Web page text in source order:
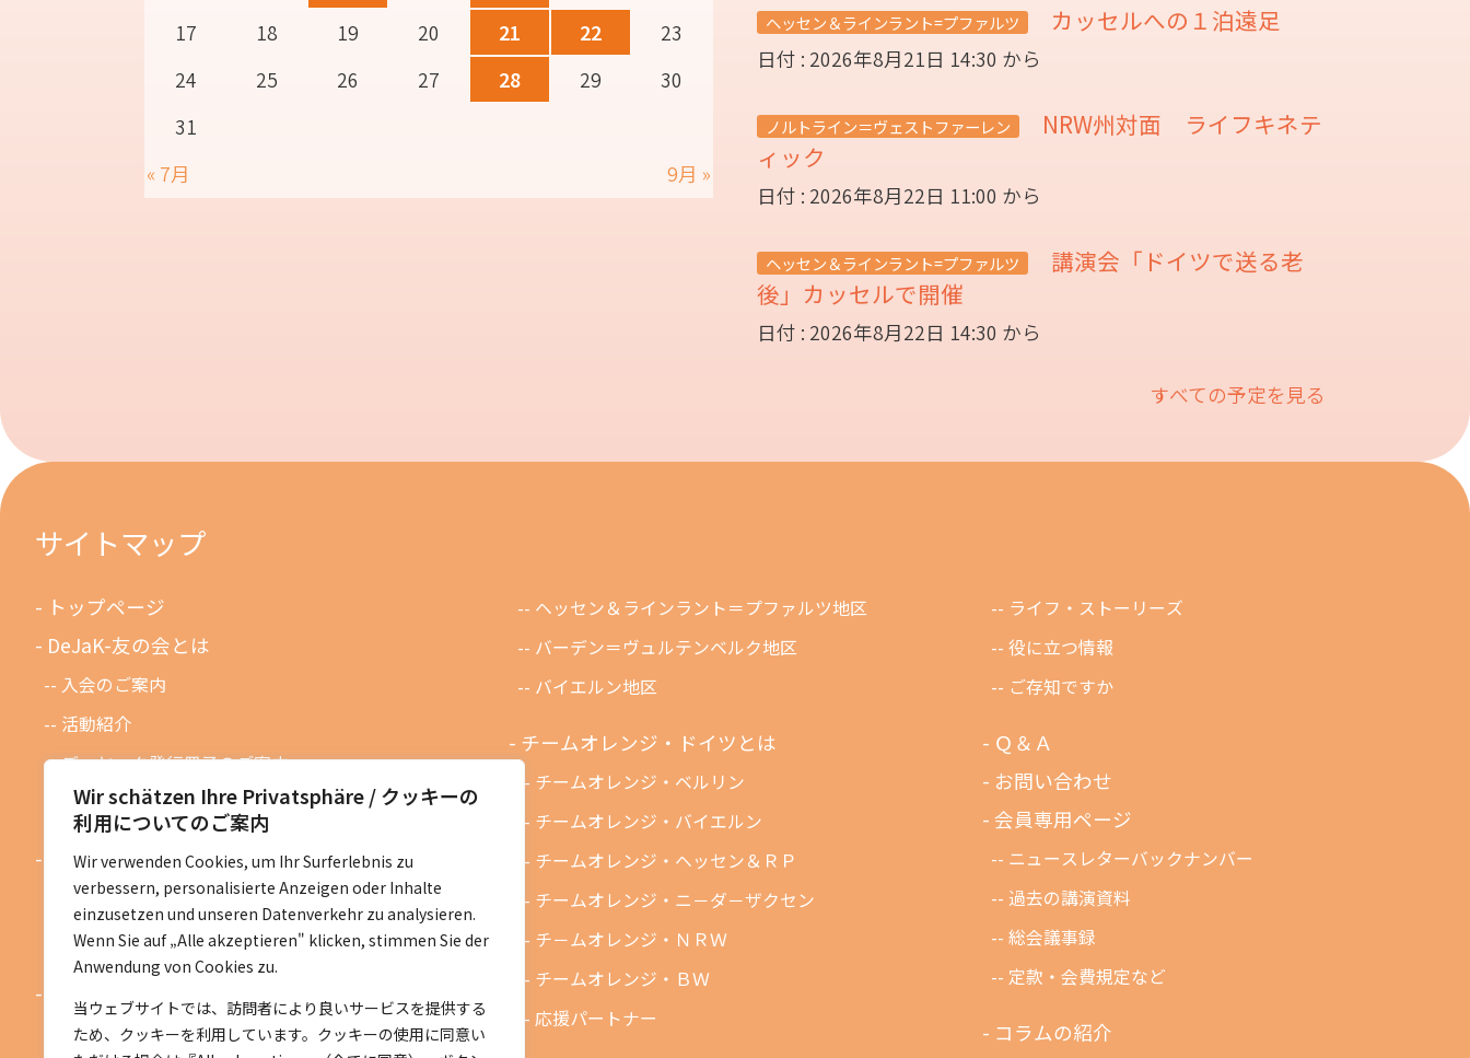
Wir schätzen Ihre Privatsphäre / クッキーの
利用についてのご案内
Wir verwenden Cookies, um Ihr Surferlebnis zu
verbessern, personalisierte Anzeigen oder Inhalte
einzusetzen und unseren Datenverkehr zu analysieren.
Wenn Sie auf „Alle akzeptieren" klicken, stimmen Sie der
Anwendung von Cookies zu.
当ウェブサイトでは、訪問者により良いサービスを提供する
ため、クッキーを利用しています。クッキーの使用に同意い
17
18 19 20 21 22
23
24
25 26 27 28 29
30
31
« 7月
9月 »
ヘッセン＆ラインラント=プファルツ カッセルへの１泊遠足
日付 : 2026年8月21日 14:30 から
ノルトライン＝ヴェストファーレン
NRW州対面 ライフキネテ
ィック
日付 : 2026年8月22日 11:00 から
ヘッセン＆ラインラント=プファルツ
講演会「ドイツで送る老
後」カッセルで開催
日付 : 2026年8月22日 14:30 から
すべての予定を見る
サイトマップ
トップページ
DeJaK-友の会とは
入会のご案内
活動紹介
デーヤック発行冊子のご案内
DeJaK友の会設立１０周年記念
お知らせ
お知らせ一覧
活動予定一覧
ベルリン地区
ヘッセン＆ラインラント＝プファルツ地区
バーデン＝ヴュルテンベルク地区
バイエルン地区
チームオレンジ・ドイツとは
チームオレンジ・ベルリン
チームオレンジ・バイエルン
チームオレンジ・ヘッセン＆ＲＰ
チームオレンジ・ニ－ダ－ザクセン
チ－ムオレンジ・ＮＲＷ
チームオレンジ・ＢＷ
応援パートナー
ライフ・ストーリーズ
役に立つ情報
ご存知ですか
Ｑ＆Ａ
お問い合わせ
会員専用ページ
ニュースレターバックナンバー
過去の講演資料
総会議事録
定款・会費規定など
コラムの紹介